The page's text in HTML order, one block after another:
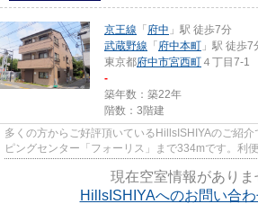
京王線 「 府中 」駅 徒歩7分
武蔵野線 「 府中本町 」駅 徒歩7
東京都府中市宮西町 ４丁目7-1
-
築年数：築22年
階数：3階建
多くの方からご好評頂いているHillsISHIYAのご紹
ピングセンター「フォーリス」まで334mです。利
現在空室情報がありま
HillsISHIYAへのお問い合